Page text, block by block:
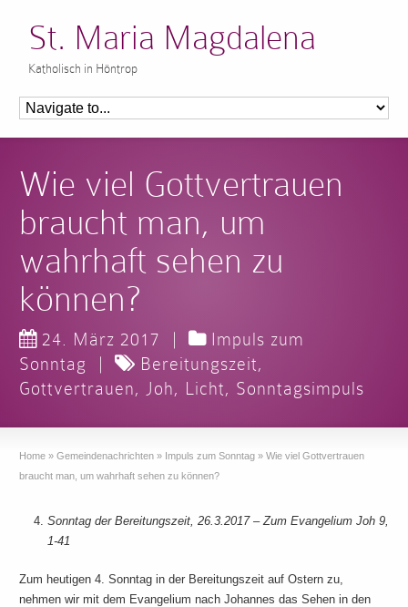
St. Maria Magdalena
Katholisch in Höntrop
Wie viel Gottvertrauen
braucht man, um
wahrhaft sehen zu
können?
24. März 2017 |
Impuls zum
Sonntag
| Bereitungszeit,
Gottvertrauen, Joh, Licht, Sonntagsimpuls
Home » Gemeindenachrichten » Impuls zum Sonntag » Wie viel Gottvertrauen
braucht man, um wahrhaft sehen zu können?
Sonntag der Bereitungszeit, 26.3.2017 – Zum Evangelium Joh 9,
1-41
Zum heutigen 4. Sonntag in der Bereitungszeit auf Ostern zu,
nehmen wir mit dem Evangelium nach Johannes das Sehen in den